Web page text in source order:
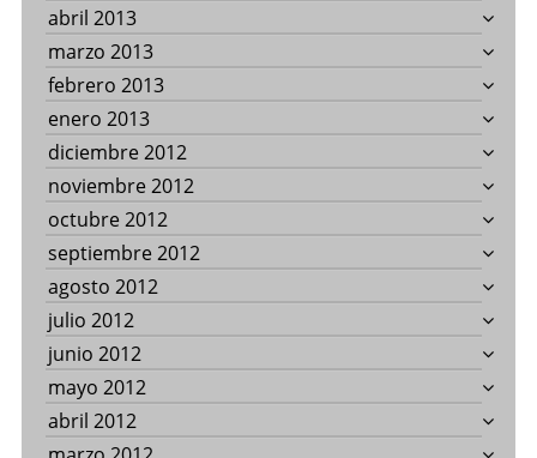
abril 2013
marzo 2013
febrero 2013
enero 2013
diciembre 2012
noviembre 2012
octubre 2012
septiembre 2012
agosto 2012
julio 2012
junio 2012
mayo 2012
abril 2012